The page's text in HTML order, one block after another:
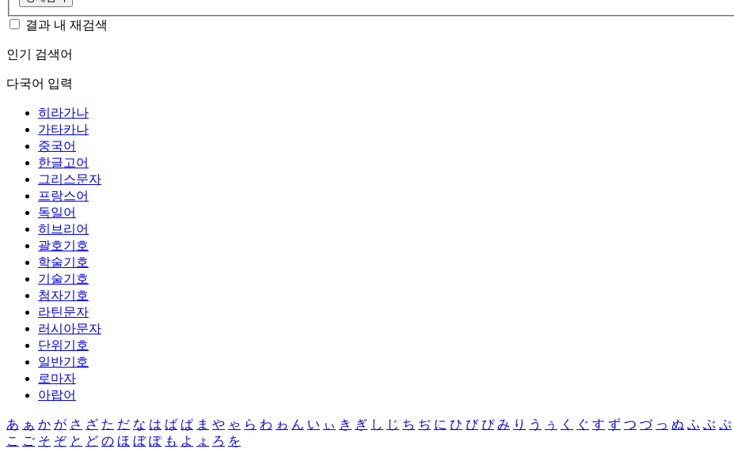
결과 내 재검색
인기 검색어
다국어 입력
히라가나
가타카나
중국어
한글고어
그리스문자
프랑스어
독일어
히브리어
괄호기호
학술기호
기술기호
첨자기호
라틴문자
러시아문자
단위기호
일반기호
로마자
아랍어
あ ぁ か が さ ざ た だ な は ば ぱ ま や ゃ ら わ ゎ ん い ぃ き ぎ し じ ち ぢ に ひ び ぴ み り う ぅ く ぐ す ず つ づ っ ぬ ふ ぶ ぷ
こ ご そ ぞ と ど の ほ ぼ ぽ も よ ょ ろ を